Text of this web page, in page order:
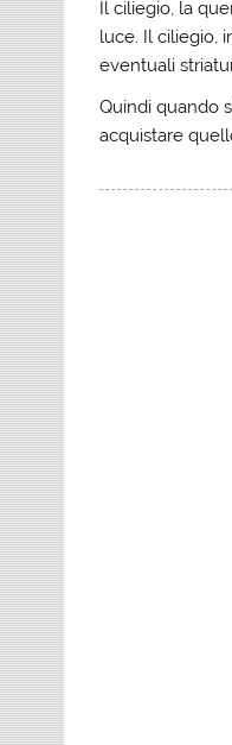
Il ciliegio, la
luce. Il ciliegio,
eventuali
Quindi quando
acquistare